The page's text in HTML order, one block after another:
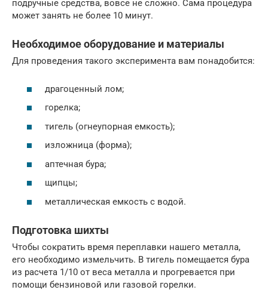
подручные средства, вовсе не сложно. Сама процедура
может занять не более 10 минут.
Необходимое оборудование и материалы
Для проведения такого эксперимента вам понадобится:
драгоценный лом;
горелка;
тигель (огнеупорная емкость);
изложница (форма);
аптечная бура;
щипцы;
металлическая емкость с водой.
Подготовка шихты
Чтобы сократить время переплавки нашего металла,
его необходимо измельчить. В тигель помещается бура
из расчета 1/10 от веса металла и прогревается при
помощи бензиновой или газовой горелки.